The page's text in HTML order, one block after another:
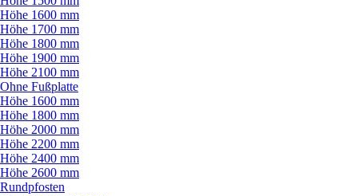
Höhe 1600 mm
Höhe 1700 mm
Höhe 1800 mm
Höhe 1900 mm
Höhe 2100 mm
Ohne Fußplatte
Höhe 1600 mm
Höhe 1800 mm
Höhe 2000 mm
Höhe 2200 mm
Höhe 2400 mm
Höhe 2600 mm
Rundpfosten